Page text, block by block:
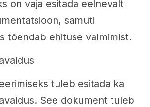
on vaja esitada eelnevalt
samuti
tõendab ehituse valmimist.
tuleb esitada ka
See dokument tuleb